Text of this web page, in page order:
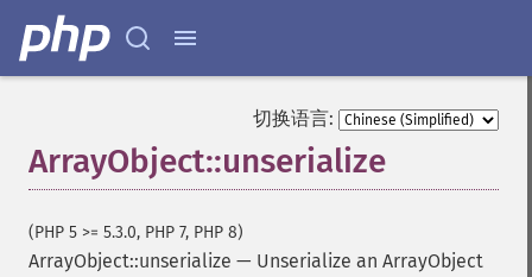
切换语言:
ArrayObject::unserialize
(PHP 5 >= 5.3.0, PHP 7, PHP 8)
ArrayObject::unserialize — Unserialize an ArrayObject